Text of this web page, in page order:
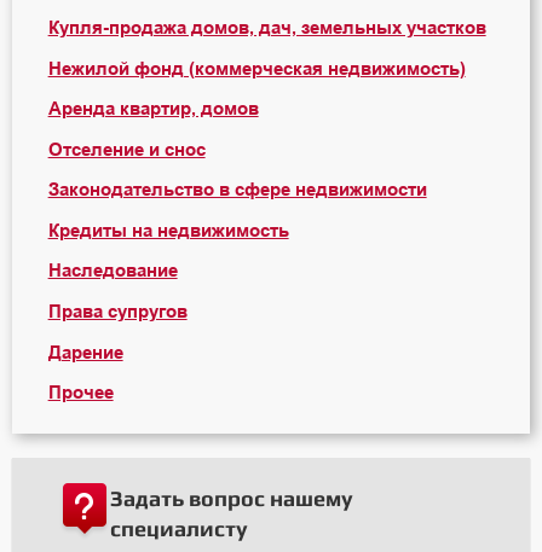
Купля-продажа домов, дач, земельных участков
Нежилой фонд (коммерческая недвижимость)
Аренда квартир, домов
Отселение и снос
Законодательство в сфере недвижимости
Кредиты на недвижимость
Наследование
Права супругов
Дарение
Прочее
Задать вопрос нашему
специалисту